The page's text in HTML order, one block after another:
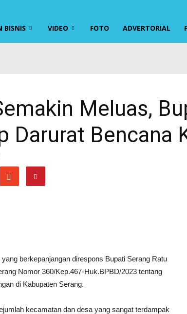
BISNIS VIDEO FOTO ADVERTORIAL
Meluas,
Darurat Bencana
berkepanjangan direspons Bupati Serang Ratu
Nomor 360/Kep.467-Huk.BPBD/2023 tentang
di Kabupaten Serang.
kecamatan dan desa yang sangat terdampak